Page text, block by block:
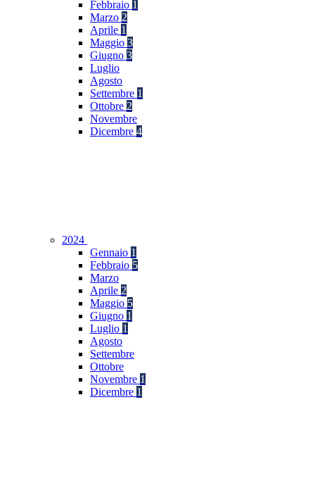
Febbraio 1
Marzo 2
Aprile 1
Maggio 3
Giugno 3
Luglio
Agosto
Settembre 1
Ottobre 2
Novembre
Dicembre 4
2024
Gennaio 1
Febbraio 5
Marzo
Aprile 2
Maggio 5
Giugno 1
Luglio 1
Agosto
Settembre
Ottobre
Novembre 1
Dicembre 1